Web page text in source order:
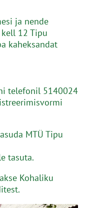
ja nende
12 Tipu
kaheksandat
telefonil 5140024
MTÜ Tipu
tasuta.
Kohaliku